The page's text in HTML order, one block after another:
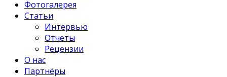
Фотогалерея
Статьи
Интервью
Отчеты
Рецензии
О нас
Партнёры